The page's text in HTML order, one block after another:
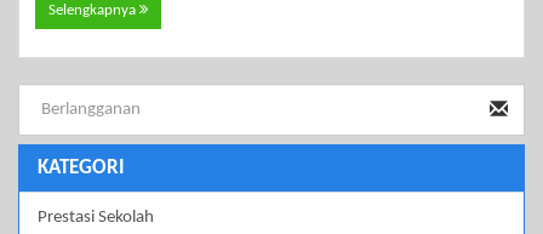
Selengkapnya
KATEGORI
Prestasi Sekolah